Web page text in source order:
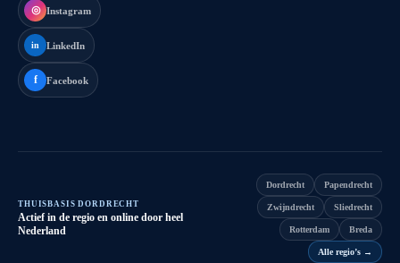
◎ Instagram
in LinkedIn
f Facebook
THUISBASIS DORDRECHT
Actief in de regio en online door heel
Nederland
Dordrecht Papendrecht
Zwijndrecht Sliedrecht
Rotterdam Breda
Alle regio’s →